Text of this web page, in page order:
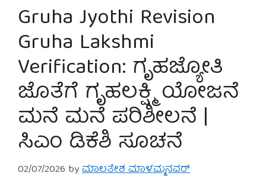
Gruha Jyothi Revision
Gruha Lakshmi
Verification: ಗೃಹಜ್ಯೋತಿ
ಜೊತೆಗೆ ಗೃಹಲಕ್ಷ್ಮಿ ಯೋಜನೆ
ಮನೆ ಮನೆ ಪರಿಶೀಲನೆ |
ಸಿಎಂ ಡಿಕೆಶಿ ಸೂಚನೆ
02/07/2026 byಮಾಲತೇಶ ಮಾಳಮ್ಮನವರ್